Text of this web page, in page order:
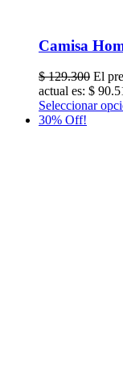
Camisa
$129.300 El
actual es: $
Seleccionar
30% Off!